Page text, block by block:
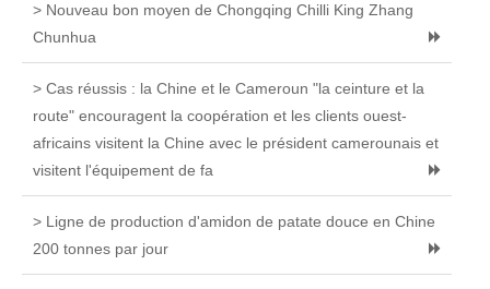
> Nouveau bon moyen de Chongqing Chilli King Zhang
Chunhua
> Cas réussis : la Chine et le Cameroun "la ceinture et la
route" encouragent la coopération et les clients ouest-
africains visitent la Chine avec le président camerounais et
visitent l'équipement de fa
> Ligne de production d'amidon de patate douce en Chine
200 tonnes par jour